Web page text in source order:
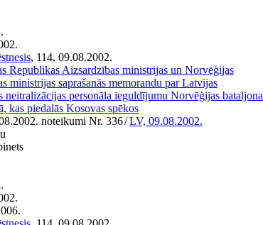
, 114, 09.08.2002.
Republikas Aizsardzības ministrijas un Norvēģijas
ministrijas saprašanās memorandu par Latvijas
neitralizācijas personāla ieguldījumu Norvēģijas bataljona
piedalās Kosovas spēkos
noteikumi Nr. 336/LV, 09.08.2002.